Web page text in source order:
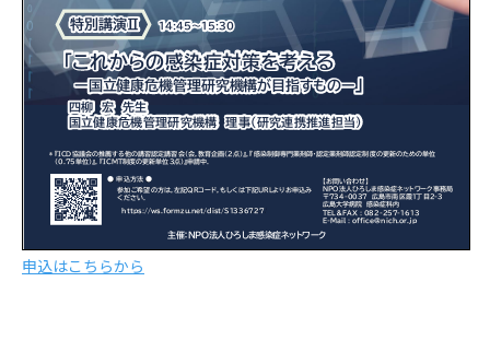
申込はこちらから